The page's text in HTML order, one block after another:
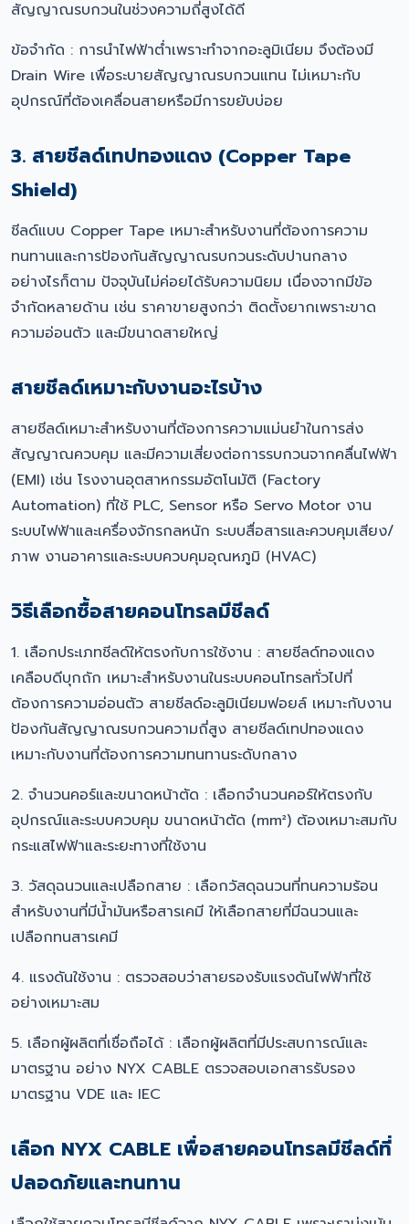
สัญญาณรบกวนในช่วงความถี่สูงได้ดี
ข้อจำกัด : การนำไฟฟ้าต่ำเพราะทำจากอะลูมิเนียม จึงต้องมี
Drain Wire เพื่อระบายสัญญาณรบกวนแทน ไม่เหมาะกับ
อุปกรณ์ที่ต้องเคลื่อนสายหรือมีการขยับบ่อย
3. สายชีลด์เทปทองแดง (Copper Tape
Shield)
ชีลด์แบบ Copper Tape เหมาะสำหรับงานที่ต้องการความ
ทนทานและการป้องกันสัญญาณรบกวนระดับปานกลาง
อย่างไรก็ตาม ปัจจุบันไม่ค่อยได้รับความนิยม เนื่องจากมีข้อ
จำกัดหลายด้าน เช่น ราคาขายสูงกว่า ติดตั้งยากเพราะขาด
ความอ่อนตัว และมีขนาดสายใหญ่
สายชีลด์เหมาะกับงานอะไรบ้าง
สายชีลด์เหมาะสำหรับงานที่ต้องการความแม่นยำในการส่ง
สัญญาณควบคุม และมีความเสี่ยงต่อการรบกวนจากคลื่นไฟฟ้า
(EMI) เช่น โรงงานอุตสาหกรรมอัตโนมัติ (Factory
Automation) ที่ใช้ PLC, Sensor หรือ Servo Motor งาน
ระบบไฟฟ้าและเครื่องจักรกลหนัก ระบบสื่อสารและควบคุมเสียง/
ภาพ งานอาคารและระบบควบคุมอุณหภูมิ (HVAC)
วิธีเลือกซื้อสายคอนโทรลมีชีลด์
1. เลือกประเภทชีลด์ให้ตรงกับการใช้งาน : สายชีลด์ทองแดง
เคลือบดีบุกถัก เหมาะสำหรับงานในระบบคอนโทรลทั่วไปที่
ต้องการความอ่อนตัว สายชีลด์อะลูมิเนียมฟอยล์ เหมาะกับงาน
ป้องกันสัญญาณรบกวนความถี่สูง สายชีลด์เทปทองแดง
เหมาะกับงานที่ต้องการความทนทานระดับกลาง
2. จำนวนคอร์และขนาดหน้าตัด : เลือกจำนวนคอร์ให้ตรงกับ
อุปกรณ์และระบบควบคุม ขนาดหน้าตัด (mm²) ต้องเหมาะสมกับ
กระแสไฟฟ้าและระยะทางที่ใช้งาน
3. วัสดุฉนวนและเปลือกสาย : เลือกวัสดุฉนวนที่ทนความร้อน
สำหรับงานที่มีน้ำมันหรือสารเคมี ให้เลือกสายที่มีฉนวนและ
เปลือกทนสารเคมี
4. แรงดันใช้งาน : ตรวจสอบว่าสายรองรับแรงดันไฟฟ้าที่ใช้
อย่างเหมาะสม
5. เลือกผู้ผลิตที่เชื่อถือได้ : เลือกผู้ผลิตที่มีประสบการณ์และ
มาตรฐาน อย่าง NYX CABLE ตรวจสอบเอกสารรับรอง
มาตรฐาน VDE และ IEC
เลือก NYX CABLE เพื่อสายคอนโทรลมีชีลด์ที่
ปลอดภัยและทนทาน